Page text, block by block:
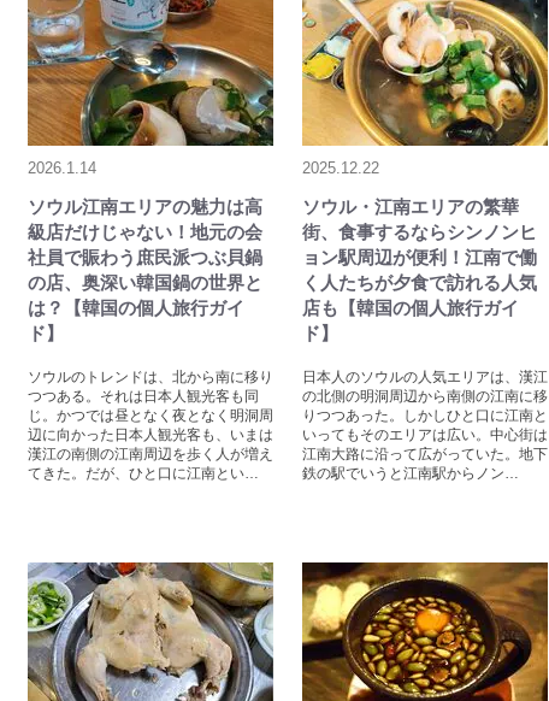
2026.1.14
ソウル江南エリアの魅力は高
級店だけじゃない！地元の会
社員で賑わう庶民派つぶ貝鍋
の店、奥深い韓国鍋の世界と
は？【韓国の個人旅行ガイ
ド】
ソウルのトレンドは、北から南に移り
つつある。それは日本人観光客も同
じ。かつでは昼となく夜となく明洞周
辺に向かった日本人観光客も、いまは
漢江の南側の江南周辺を歩く人が増え
てきた。だが、ひと口に江南とい…
2025.12.22
ソウル・江南エリアの繁華
街、食事するならシンノンヒ
ョン駅周辺が便利！江南で働
く人たちが夕食で訪れる人気
店も【韓国の個人旅行ガイ
ド】
日本人のソウルの人気エリアは、漢江
の北側の明洞周辺から南側の江南に移
りつつあった。しかしひと口に江南と
いってもそのエリアは広い。中心街は
江南大路に沿って広がっていた。地下
鉄の駅でいうと江南駅からノン…